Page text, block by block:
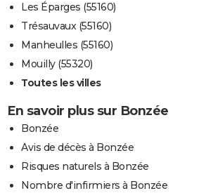
Les Éparges (55160)
Trésauvaux (55160)
Manheulles (55160)
Mouilly (55320)
Toutes les villes
En savoir plus sur Bonzée
Bonzée
Avis de décès à Bonzée
Risques naturels à Bonzée
Nombre d'infirmiers à Bonzée